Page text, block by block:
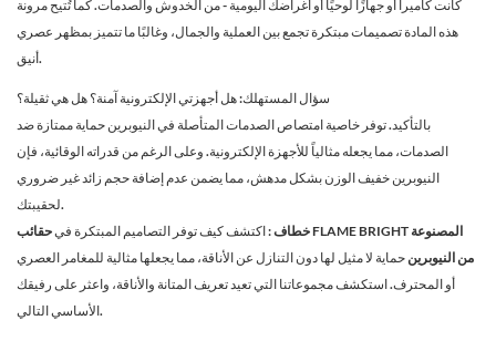
كانت كاميرا أو جهازًا لوحيًا أو أغراضك اليومية - من الخدوش والصدمات. كما تُتيح مرونة
هذه المادة تصميمات مبتكرة تجمع بين العملية والجمال، وغالبًا ما تتميز بمظهر عصري
أنيق.
سؤال المستهلك: هل أجهزتي الإلكترونية آمنة؟ هل هي ثقيلة؟
بالتأكيد. توفر خاصية امتصاص الصدمات المتأصلة في النيوبرين حماية ممتازة ضد
الصدمات، مما يجعله مثالياً للأجهزة الإلكترونية. وعلى الرغم من قدراته الوقائية، فإن
النيوبرين خفيف الوزن بشكل مدهش، مما يضمن عدم إضافة حجم زائد غير ضروري
لحقيبتك.
خطاف: اكتشف كيف توفر التصاميم المبتكرة فيحقائب FLAME BRIGHT المصنوعة
من النيوبرينحماية لا مثيل لها دون التنازل عن الأناقة، مما يجعلها مثالية للمغامر العصري
أو المحترف. استكشف مجموعاتنا التي تعيد تعريف المتانة والأناقة، واعثر على رفيقك
الأساسي التالي.